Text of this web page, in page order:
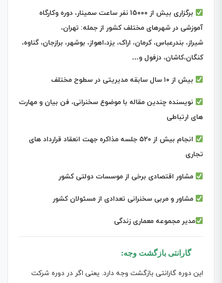
برگزاری بیش از 15۰۰۰ نفر ساعت سمینار، دوره وکارگاه
آموزشی در شهرهای مختلف کشور از جمله: تهران،
شیراز، بندرعباس،کرمان، اراک، یزد،اهواز، بوشهر، برازجان، گناوه،
کنگان،کاشان، دزفول و…
بیش از ۱۰ سال سابقه مدیریتی در سطوح مختلف
نویسنده چندین مقاله با موضوع سخنرانی، فن بیان و مهارت
های ارتباطی
انجام بیش از ۵۲۰ جلسه مذاکره جهت انعقاد قرارداد های
تجاری
مشاور اقتصادی برخی از موسسات دولتی کشور
مشاور و مربی سخنرانی تعدادی از مسئولان کشور
مدیر مجموعه معماری زندگی
گارانتی بازگشت وجه:
این دوره گارانتی بازگشت وجه دارد. یعنی اگر در دوره شرکت